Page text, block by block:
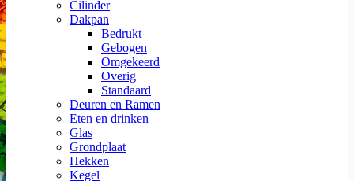
Cilinder
Dakpan
Bedrukt
Gebogen
Omgekeerd
Overig
Standaard
Deuren en Ramen
Eten en drinken
Glas
Grondplaat
Hekken
Kegel